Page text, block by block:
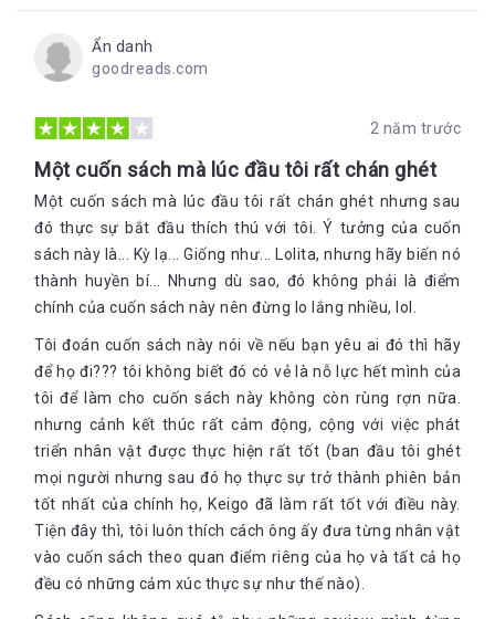
Ẩn danh
goodreads.com
2 năm trước
Một cuốn sách mà lúc đầu tôi rất chán ghét
Một cuốn sách mà lúc đầu tôi rất chán ghét nhưng sau
đó thực sự bắt đầu thích thú với tôi. Ý tưởng của cuốn
sách này là... Kỳ lạ... Giống như... Lolita, nhưng hãy biến nó
thành huyền bí... Nhưng dù sao, đó không phải là điểm
chính của cuốn sách này nên đừng lo lắng nhiều, lol.
Tôi đoán cuốn sách này nói về nếu bạn yêu ai đó thì hãy
để họ đi??? tôi không biết đó có vẻ là nỗ lực hết mình của
tôi để làm cho cuốn sách này không còn rùng rợn nữa.
nhưng cảnh kết thúc rất cảm động, cộng với việc phát
triển nhân vật được thực hiện rất tốt (ban đầu tôi ghét
mọi người nhưng sau đó họ thực sự trở thành phiên bản
tốt nhất của chính họ, Keigo đã làm rất tốt với điều này.
Tiện đây thì, tôi luôn thích cách ông ấy đưa từng nhân vật
vào cuốn sách theo quan điểm riêng của họ và tất cả họ
đều có những cảm xúc thực sự như thế nào).